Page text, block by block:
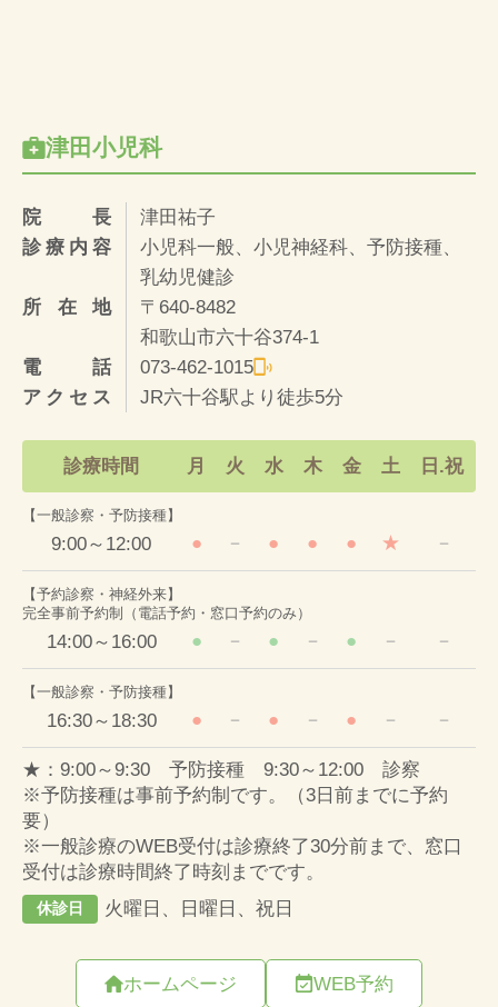
津田小児科
院長
津田祐子
診療内容
小児科一般、小児神経科、予防接種、
乳幼児健診
所在地
〒640-8482
和歌山市六十谷374-1
電話
073-462-1015
アクセス
JR六十谷駅より徒歩5分
ホームページ WEB予約